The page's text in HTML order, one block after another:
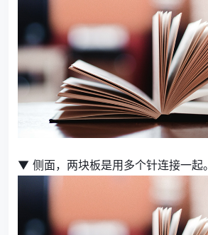
▼ 侧面，两块板是用多个针连接一起。